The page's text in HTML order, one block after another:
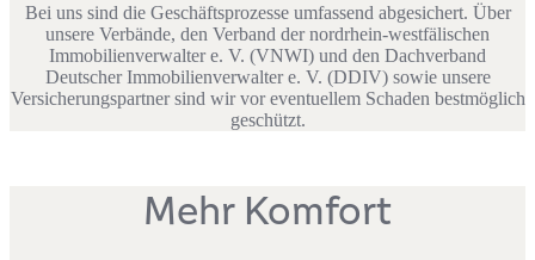
Bei uns sind die Geschäftsprozesse umfassend abgesichert. Über
unsere Verbände, den Verband der nordrhein-westfälischen
Immobilienverwalter e. V. (VNWI) und den Dachverband
Deutscher Immobilienverwalter e. V. (DDIV) sowie unsere
Versicherungspartner sind wir vor eventuellem Schaden bestmöglich
geschützt.
Mehr Komfort